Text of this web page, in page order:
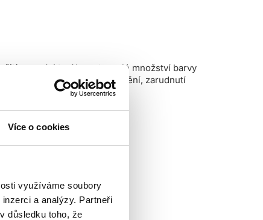
Více o cookies
využíváme soubory
a analýzy. Partneři
důsledku toho, že
produktu
. Naneste malé množství barvy
objeví podráždění, svědění, zarudnutí